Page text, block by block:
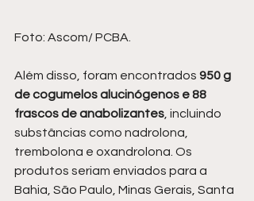
Foto: Ascom/ PCBA.
Além disso, foram encontrados 950 g
de cogumelos alucinógenos e 88
frascos de anabolizantes , incluindo
substâncias como nadrolona,
trembolona e oxandrolona. Os
produtos seriam enviados para a
Bahia, São Paulo, Minas Gerais, Santa